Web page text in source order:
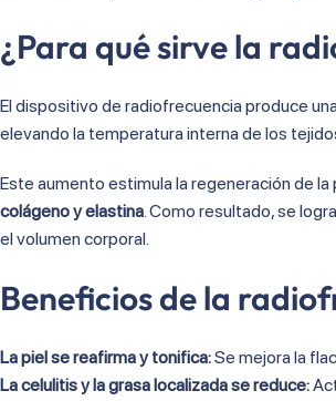
¿Para qué sirve la
El dispositivo de radiofrecuencia produce
elevando la temperatura interna de los
Este aumento estimula la regeneración de
colágeno y elastina. Como resultado, se
el volumen corporal.
Beneficios de la
La piel se reafirma y tonifica:Se mejora la
La celulitis y la grasa localizada se reduce: